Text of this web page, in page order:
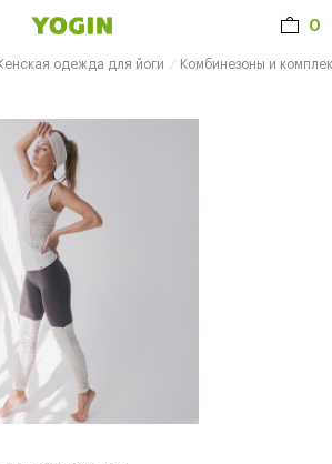
0
одежда для йоги Комбинезоны и